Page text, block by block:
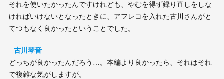
それを使いたかったんですけれども、やむを得ず録り直しをしな
ければいけないとなったときに、アフレコを入れた古川さんがと
てつもなく良かったということでした。
古川琴音
どっちが良かったんだろう…。本編より良かったら、それはそれ
で複雑な気がしますが。